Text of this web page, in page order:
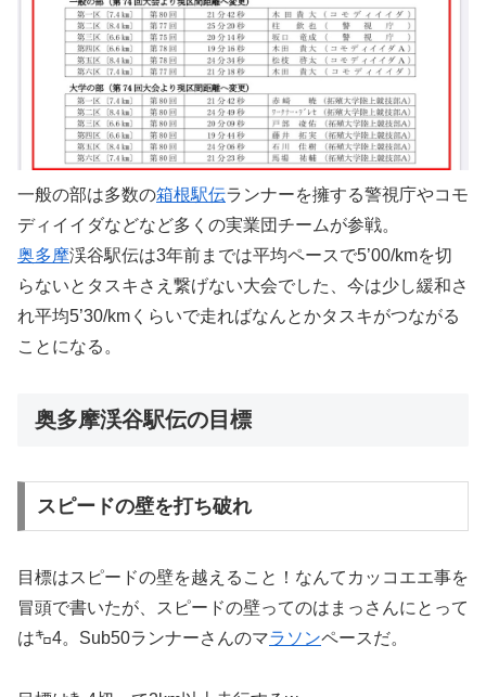
一般の部は多数の箱根駅伝ランナーを擁する警視庁やコモ
ディイイダなどなど多くの実業団チームが参戦。
奥多摩渓谷駅伝は3年前までは平均ペースで5’00/kmを切
らないとタスキさえ繋げない大会でした、今は少し緩和さ
れ平均5’30/kmくらいで走ればなんとかタスキがつながる
ことになる。
奥多摩渓谷駅伝の目標
スピードの壁を打ち破れ
目標はスピードの壁を越えること！なんてカッコエエ事を
冒頭で書いたが、スピードの壁ってのはまっさんにとって
は㌔4。Sub50ランナーさんのマラソンペースだ。